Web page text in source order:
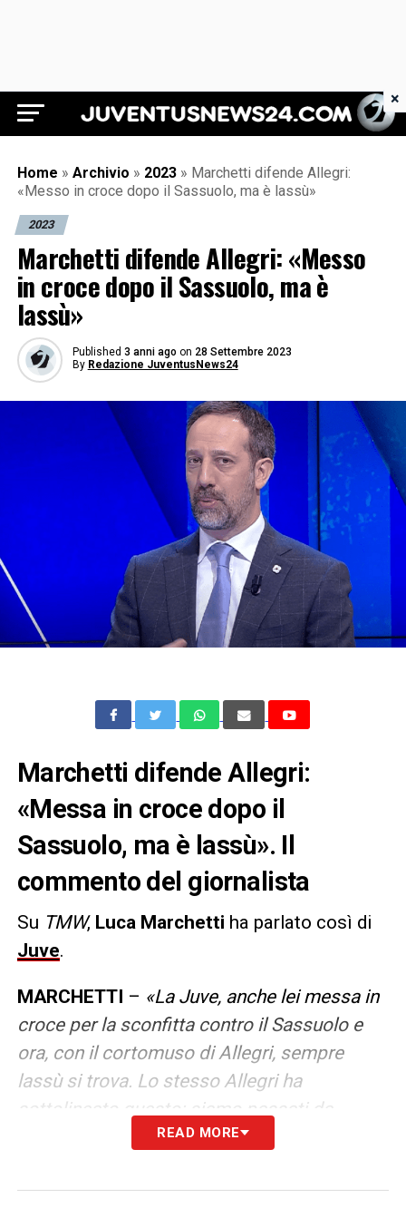
Juventus News 24
Home » Archivio » 2023 » Marchetti difende Allegri:
«Messo in croce dopo il Sassuolo, ma è lassù»
2023
Marchetti difende Allegri: «Messo
in croce dopo il Sassuolo, ma è
lassù»
Published 3 anni ago on 28 Settembre 2023
By Redazione JuventusNews24
Marchetti difende Allegri:
«Messa in croce dopo il
Sassuolo, ma è lassù». Il
commento del giornalista
Su TMW, Luca Marchetti ha parlato così di
Juve.
MARCHETTI – «La Juve, anche lei messa in
croce per la sconfitta contro il Sassuolo e
ora, con il cortomuso di Allegri, sempre
lassù si trova. Lo stesso Allegri ha
sottolineato questo: siamo passati da
essere l’anti Inter ad essere dei brocchi. In
READ MORE
×